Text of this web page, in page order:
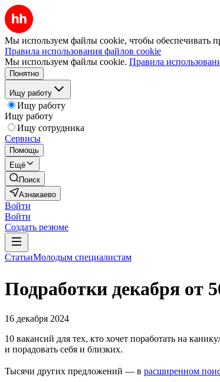
Мы используем файлы cookie, чтобы обеспечивать
Правила использования файлов cookie
Мы используем файлы cookie. Правила
Понятно
Ищу работу
Ищу работу
Ищу работу
Ищу сотрудника
Сервисы
Помощь
Ещё
Поиск
Азнакаево
Войти
Войти
Создать резюме
СтатьиМолодым специалистам
Подработки декабря от
16 декабря 2024
10 вакансий для тех, кто хочет поработать на
и порадовать себя и близких.
Тысячи других предложений — в расширенном